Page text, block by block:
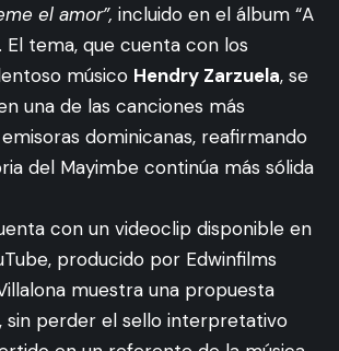
el amor”, incluido en el álbum “A
El tema, que cuenta con los
músico Hendry Zarzuela, se
una de las canciones más
dominicanas, reafirmando
del Mayimbe continúa más sólida
con un videoclip disponible en
producido por Edwinfilms
muestra una propuesta
sin perder el sello interpretativo